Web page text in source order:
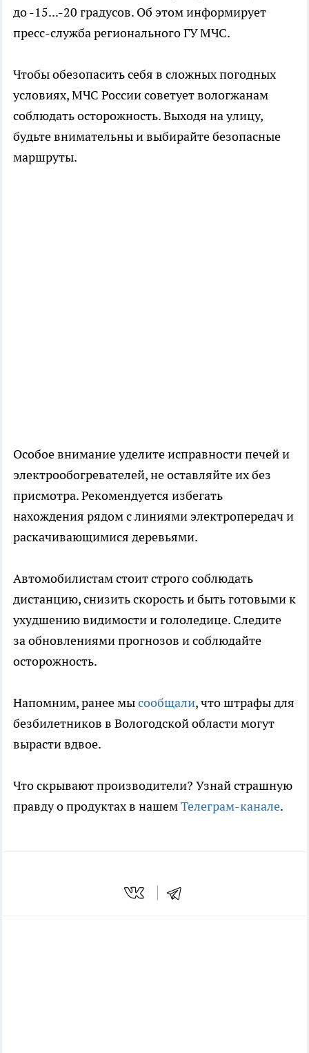
до -15...-20 градусов. Об этом информирует
пресс-служба регионального ГУ МЧС.
Чтобы обезопасить себя в сложных погодных
условиях, МЧС России советует вологжанам
соблюдать осторожность. Выходя на улицу,
будьте внимательны и выбирайте безопасные
маршруты.
Особое внимание уделите исправности печей и
электрообогревателей, не оставляйте их без
присмотра. Рекомендуется избегать
нахождения рядом с линиями электропередач и
раскачивающимися деревьями.
Автомобилистам стоит строго соблюдать
дистанцию, снизить скорость и быть готовыми к
ухудшению видимости и гололедице. Следите
за обновлениями прогнозов и соблюдайте
осторожность.
Напомним, ранее мысообщали, что штрафы для
безбилетников в Вологодской области могут
вырасти вдвое.
Что скрывают производители? Узнай страшную
правду о продуктах в нашемТелеграм-канале.